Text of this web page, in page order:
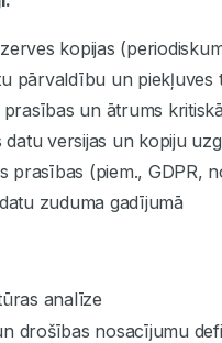
kopijas
pārvaldību un piekļuves
un ātrums
datu versijas un kopiju
prasības (piem., GDPR,
zuduma gadījumā
analīze
drošības nosacījumu